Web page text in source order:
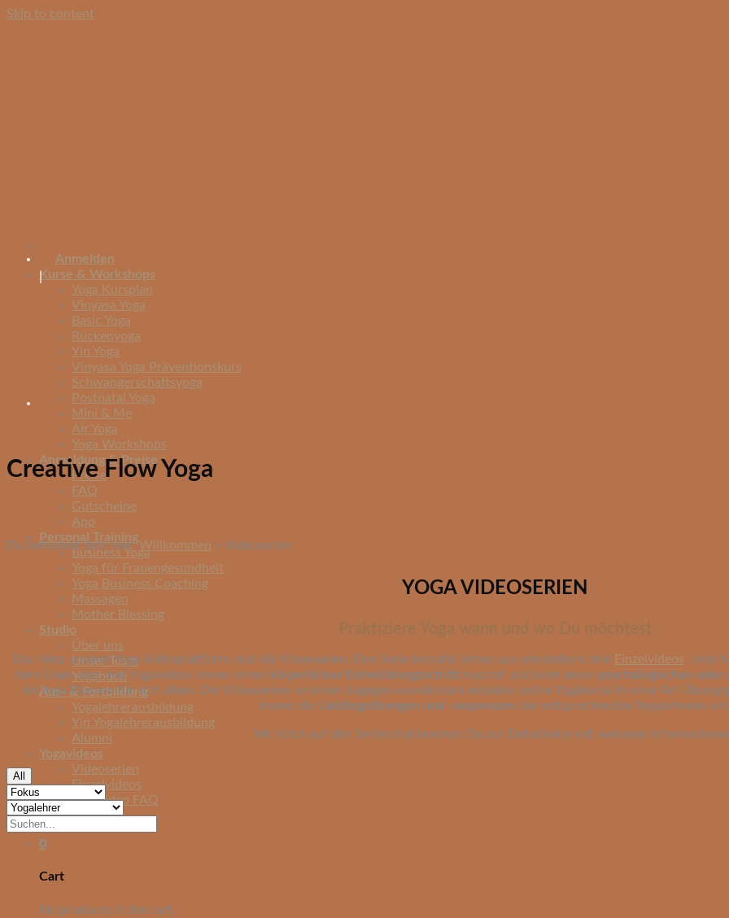
Skip to content
Kurse & Workshops
Yoga Kursplan
Vinyasa Yoga
Basic Yoga
Rückenyoga
Yin Yoga
Vinyasa Yoga Präventionskurs
Schwangerschaftsyoga
Postnatal Yoga
Mini & Me
Air Yoga
Yoga Workshops
Anmeldung & Preise
Preise
FAQ
Gutscheine
App
Personal Training
Business Yoga
Yoga für Frauengesundheit
Yoga Business Coaching
Massagen
Mother Blessing
Studio
Über uns
Unser Team
Yogabuch
Aus- & Fortbildung
Yogalehrerausbildung
Yin Yogalehrerausbildung
Alumni
Yogavideos
Videoserien
Einzelvideos
Yogavideo FAQ
Blog
0
Cart
No products in the cart.
Anmelden
|
Creative Flow Yoga
Du befindest dich hier:Willkommen > Videoserien
YOGA VIDEOSERIEN
Praktiziere Yoga wann und wo Du möchtest
Das Herz unserer Yoga Videoplattform sind die Videoserien. Eine Serie besteht immer aus mindestens drei Einzelvideos. Jede
dem Üben aller drei Yogavideos immer einen körperlichen Entwicklungsschrittmachst und/oder einen psychologischen
im Yoga Klassen für sich allein. Die Videoserien vereinen dagegen wunderbare einzelne online Yogakurse in einer Art
immer die Lieblingsübungen und -sequenzen der entsprechenden Yogalehrerin ein.
Mit Klick auf den Serientitel kommst Du zur Detaillseite mit weiteren
All